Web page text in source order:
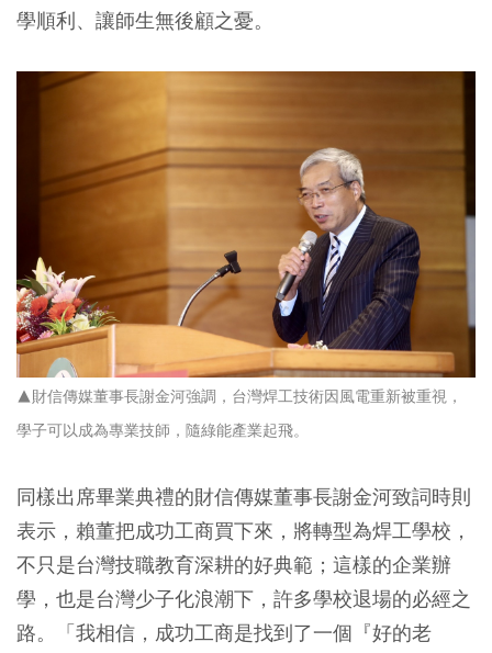
學順利、讓師生無後顧之憂。
▲財信傳媒董事長謝金河強調，台灣焊工技術因風電重新被重視，
學子可以成為專業技師，隨綠能產業起飛。
同樣出席畢業典禮的財信傳媒董事長謝金河致詞時則
表示，賴董把成功工商買下來，將轉型為焊工學校，
不只是台灣技職教育深耕的好典範；這樣的企業辦
學，也是台灣少子化浪潮下，許多學校退場的必經之
路。「我相信，成功工商是找到了一個『好的老